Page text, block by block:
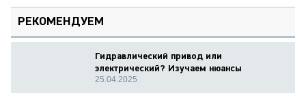
РЕКОМЕНДУЕМ
Гидравлический привод или
электрический? Изучаем нюансы
25.04.2025